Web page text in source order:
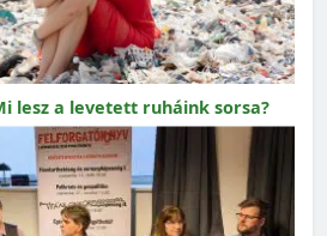
lesz a levetett ruháink sorsa?